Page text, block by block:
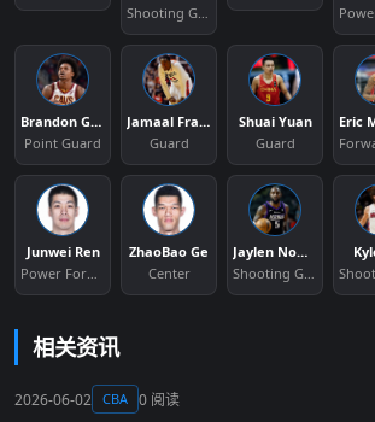
Shooting Guard
Brandon Goodwin
Point Guard
Jamaal Franklin
Guard
Shuai Yuan
Guard
Junwei Ren
Power Forward
ZhaoBao Ge
Center
Jaylen Nowell
Shooting Guard
相关资讯
2026-06-02 CBA 0 阅读